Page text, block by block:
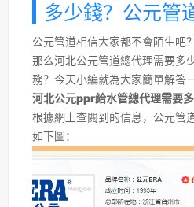
多少錢？公元管
公元管道相信大家都不會陌生吧
那么河北公元管道總代理需要多
務？今天小編就為大家簡單解答
河北公元ppr給水管總代理需要多
根據網上查閱到的信息，公元管
如下圖：